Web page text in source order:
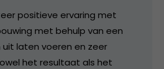
positieve ervaring met
met behulp van een
uit laten voeren en zeer
het resultaat als het